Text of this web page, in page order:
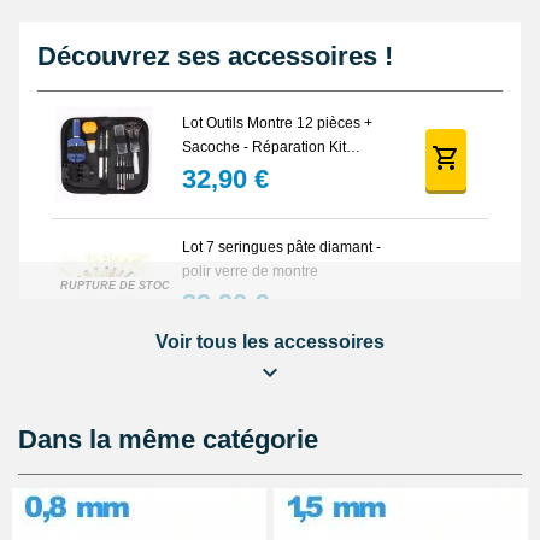
Découvrez ses accessoires !
Lot Outils Montre 12 pièces +
Sacoche - Réparation Kit
Horlogerie
32,90 €
RUPTURE DE STOCK
Lot 7 seringues pâte diamant -
polir verre de montre
39,90 €
Voir tous les accessoires
Dans la même catégorie